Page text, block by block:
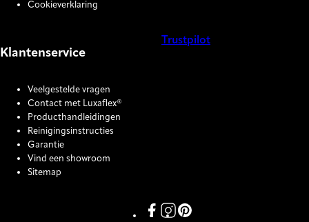
Cookieverklaring
Klantenservice
Veelgestelde vragen
Contact met Luxaflex®
Producthandleidingen
Reinigingsinstructies
Garantie
Vind een showroom
Sitemap
Trustpilot
Link missing Display text from
Link missing Display text
Link missing Display text